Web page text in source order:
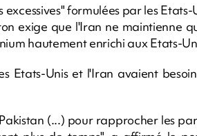
formulées par les Etats-
exige que l'Iran ne maintienne
hautement enrichi aux Etats-
Etats-Unis et l'Iran avaient
(...) pour rapprocher les